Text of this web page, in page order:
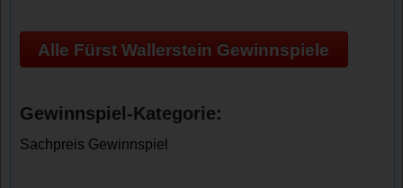
Alle Fürst Wallerstein Gewinnspiele
Gewinnspiel-Kategorie:
Sachpreis Gewinnspiel